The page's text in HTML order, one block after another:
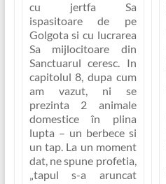
cu jertfa Sa
ispasitoare de pe
Golgota si cu lucrarea
Sa mijlocitoare din
Sanctuarul ceresc. In
capitolul 8, dupa cum
am vazut, ni se
prezinta 2 animale
domestice în plina
lupta – un berbece si
un tap. La un moment
dat, ne spune profetia,
„tapul s-a aruncat